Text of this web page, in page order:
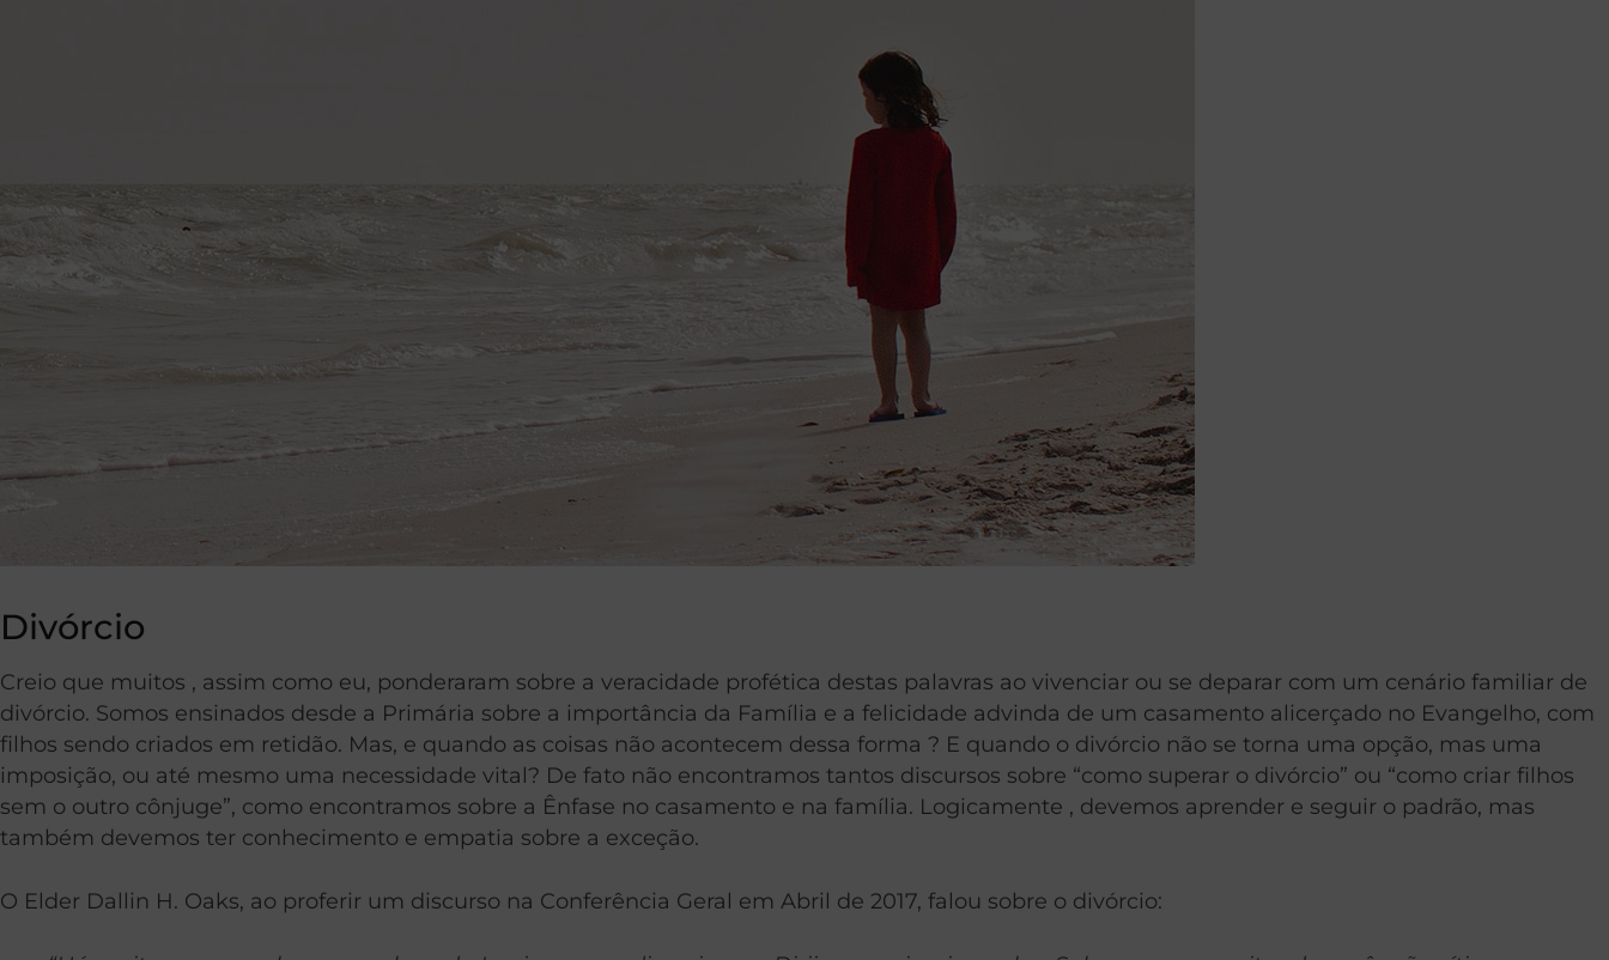
Divórcio
Creio que muitos , assim como eu, ponderaram sobre a veracidade profética destas palavras ao vivenciar ou se deparar com um cenário familiar de
divórcio. Somos ensinados desde a Primária sobre a importância da Família e a felicidade advinda de um casamento alicerçado no Evangelho, com
filhos sendo criados em retidão. Mas, e quando as coisas não acontecem dessa forma ? E quando o divórcio não se torna uma opção, mas uma
imposição, ou até mesmo uma necessidade vital? De fato não encontramos tantos discursos sobre “como superar o divórcio” ou “como criar filhos
sem o outro cônjuge”, como encontramos sobre a Ênfase no casamento e na família. Logicamente , devemos aprender e seguir o padrão, mas
também devemos ter conhecimento e empatia sobre a exceção.
O Elder Dallin H. Oaks, ao proferir um discurso na Conferência Geral em Abril de 2017, falou sobre o divórcio: